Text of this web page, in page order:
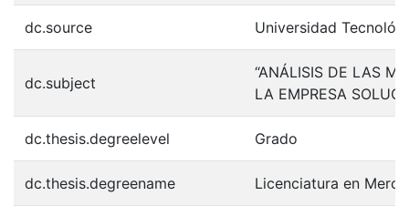
dc.source Universidad
dc.subject
“ANÁLISIS DE LAS
LA EMPRESA
dc.thesis.degreelevel Grado
dc.thesis.degreename Licenciatura en